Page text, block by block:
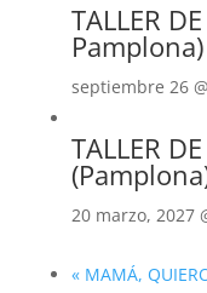
TALLER
Pamplona)
septiembre 26
TALLER
20 marzo, 2027
«MAMÁ,